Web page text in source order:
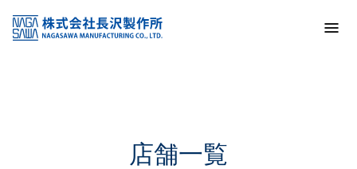
KSS加盟店・取扱店情報
店舗一覧
店舗一覧